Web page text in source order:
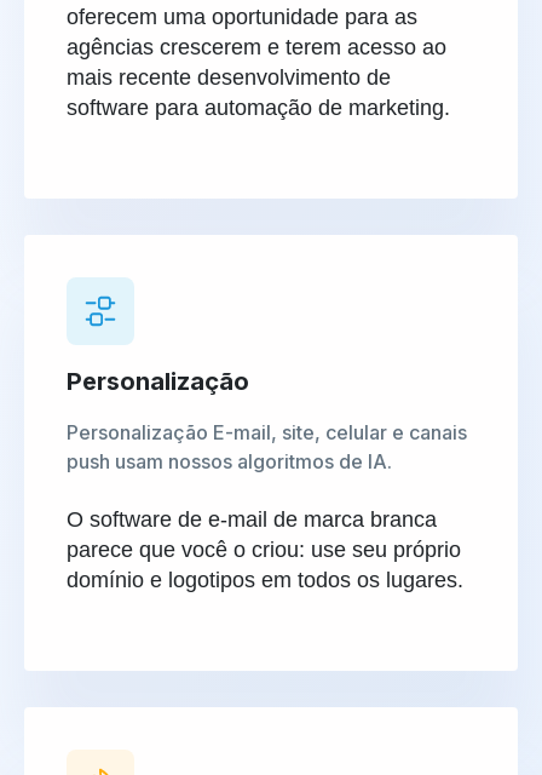
oferecem uma oportunidade para as
agências crescerem e terem acesso ao
mais recente desenvolvimento de
software para automação de marketing.
Personalização
Personalização E-mail, site, celular e canais
push usam nossos algoritmos de IA.
O software de e-mail de marca branca
parece que você o criou: use seu próprio
domínio e logotipos em todos os lugares.